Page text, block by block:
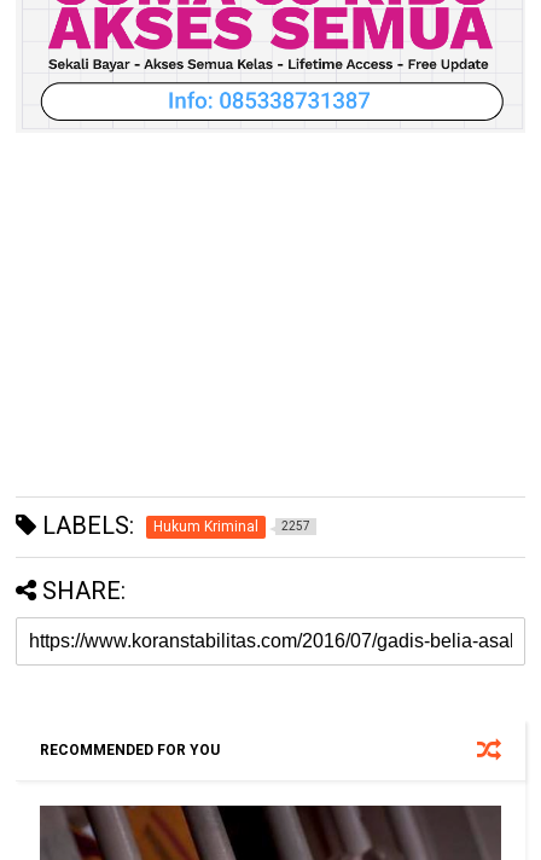
LABELS: Hukum Kriminal 2257
SHARE:
RECOMMENDED FOR YOU